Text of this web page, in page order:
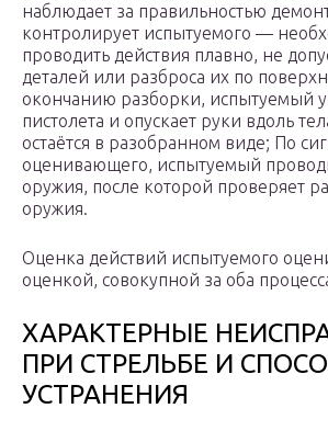
наблюдает за правильностью
контролирует испытуемого —
проводить действия плавно, не
деталей или разброса их по
окончанию разборки, испытуемый
пистолета и опускает руки вдоль
остаётся в разобранном виде; По
оценивающего, испытуемый
оружия, после которой проверяет
оружия.
Оценка действий испытуемого
оценкой, совокупной за оба
ХАРАКТЕРНЫЕ
ПРИ СТРЕЛЬБЕ И
УСТРАНЕНИЯ